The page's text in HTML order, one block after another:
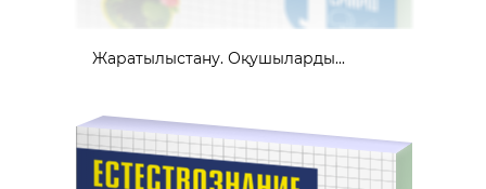
Жаратылыстану. Оқушыларды...